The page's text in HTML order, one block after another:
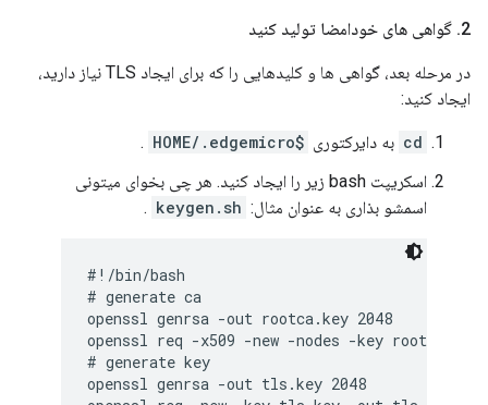
2
. گواهی های خودامضا تولید کنید
در مرحله بعد، گواهی ها و کلیدهایی را که برای ایجاد TLS نیاز دارید،
ایجاد کنید:
cd به دایرکتوری $HOME/.edgemicro
.
اسکریپت bash زیر را ایجاد کنید. هر چی بخوای میتونی
اسمشو بذاری به عنوان مثال: keygen.sh
.
#!/bin/bash
# generate ca
openssl genrsa -out rootca.key 2048
openssl req -x509 -new -nodes -key
# generate key
openssl genrsa -out tls.key 2048